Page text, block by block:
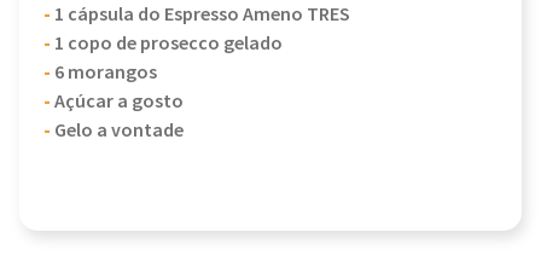
- 1 cápsula do Espresso Ameno TRES
- 1 copo de prosecco gelado
- 6 morangos
-Açúcar a gosto
- Gelo a vontade